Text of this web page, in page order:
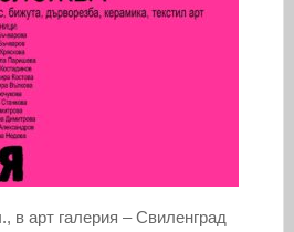
в арт галерия – Свиленград